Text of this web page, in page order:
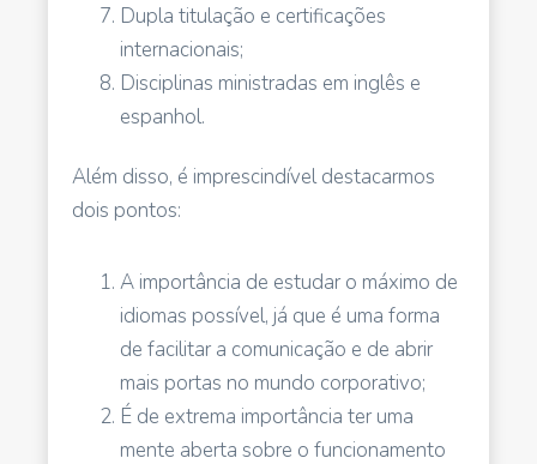
Dupla titulação e certificações
internacionais;
Disciplinas ministradas em inglês e
espanhol.
Além disso, é imprescindível destacarmos
dois pontos:
A importância de estudar o máximo de
idiomas possível, já que é uma forma
de facilitar a comunicação e de abrir
mais portas no mundo corporativo;
É de extrema importância ter uma
mente aberta sobre o funcionamento